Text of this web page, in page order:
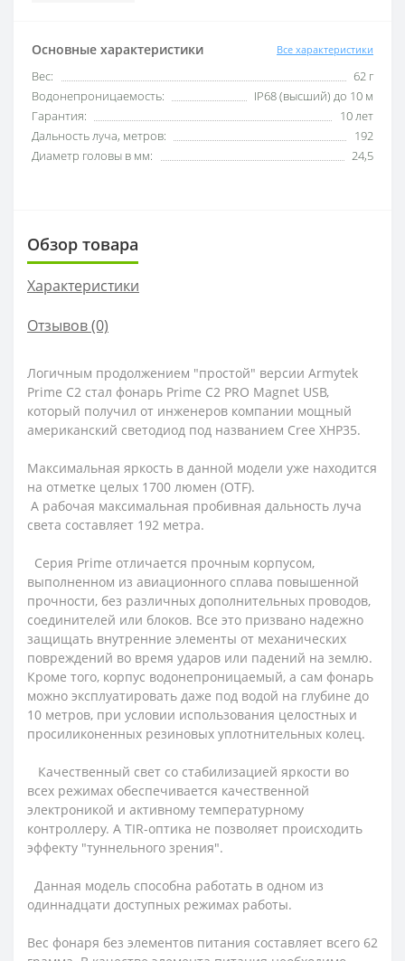
Основные характеристики Все характеристики
Вес:
62 г
Водонепроницаемость:
IP68 (высший) до 10 м
Гарантия:
10 лет
Дальность луча, метров:
192
Диаметр головы в мм:
24,5
Обзор товара
Характеристики
Отзывов (0)
Логичным продолжением "простой" версии Armytek
Prime C2 стал фонарь Prime C2 PRO Magnet USB,
который получил от инженеров компании мощный
американский светодиод под названием Cree XHP35.
Максимальная яркость в данной модели уже находится
на отметке целых 1700 люмен (OTF).
А рабочая максимальная пробивная дальность луча
света составляет 192 метра.
Серия Prime отличается прочным корпусом,
выполненном из авиационного сплава повышенной
прочности, без различных дополнительных проводов,
соединителей или блоков. Все это призвано надежно
защищать внутренние элементы от механических
повреждений во время ударов или падений на землю.
Кроме того, корпус водонепроницаемый, а сам фонарь
можно эксплуатировать даже под водой на глубине до
10 метров, при условии использования целостных и
просиликоненных резиновых уплотнительных колец.
Качественный свет со стабилизацией яркости во
всех режимах обеспечивается качественной
электроникой и активному температурному
контроллеру. А TIR-оптика не позволяет происходить
эффекту "туннельного зрения".
Данная модель способна работать в одном из
одиннадцати доступных режимах работы.
Вес фонаря без элементов питания составляет всего 62